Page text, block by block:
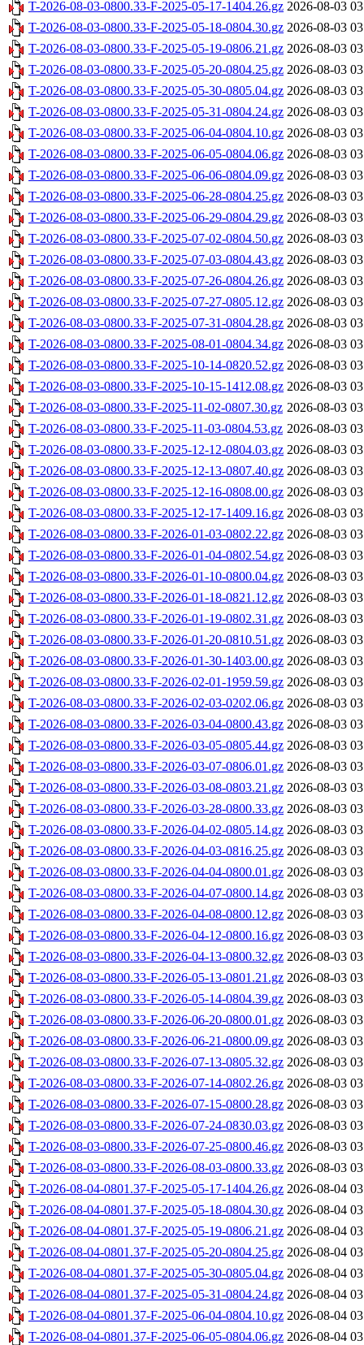
T-2026-08-03-0800.33-F-2025-05-17-1404.26.gz 2026-08-03
T-2026-08-03-0800.33-F-2025-05-18-0804.30.gz 2026-08-03
T-2026-08-03-0800.33-F-2025-05-19-0806.21.gz 2026-08-03
T-2026-08-03-0800.33-F-2025-05-20-0804.25.gz 2026-08-03
T-2026-08-03-0800.33-F-2025-05-30-0805.04.gz 2026-08-03
T-2026-08-03-0800.33-F-2025-05-31-0804.24.gz 2026-08-03
T-2026-08-03-0800.33-F-2025-06-04-0804.10.gz 2026-08-03
T-2026-08-03-0800.33-F-2025-06-05-0804.06.gz 2026-08-03
T-2026-08-03-0800.33-F-2025-06-06-0804.09.gz 2026-08-03
T-2026-08-03-0800.33-F-2025-06-28-0804.25.gz 2026-08-03
T-2026-08-03-0800.33-F-2025-06-29-0804.29.gz 2026-08-03
T-2026-08-03-0800.33-F-2025-07-02-0804.50.gz 2026-08-03
T-2026-08-03-0800.33-F-2025-07-03-0804.43.gz 2026-08-03
T-2026-08-03-0800.33-F-2025-07-26-0804.26.gz 2026-08-03
T-2026-08-03-0800.33-F-2025-07-27-0805.12.gz 2026-08-03
T-2026-08-03-0800.33-F-2025-07-31-0804.28.gz 2026-08-03
T-2026-08-03-0800.33-F-2025-08-01-0804.34.gz 2026-08-03
T-2026-08-03-0800.33-F-2025-10-14-0820.52.gz 2026-08-03
T-2026-08-03-0800.33-F-2025-10-15-1412.08.gz 2026-08-03
T-2026-08-03-0800.33-F-2025-11-02-0807.30.gz 2026-08-03
T-2026-08-03-0800.33-F-2025-11-03-0804.53.gz 2026-08-03
T-2026-08-03-0800.33-F-2025-12-12-0804.03.gz 2026-08-03
T-2026-08-03-0800.33-F-2025-12-13-0807.40.gz 2026-08-03
T-2026-08-03-0800.33-F-2025-12-16-0808.00.gz 2026-08-03
T-2026-08-03-0800.33-F-2025-12-17-1409.16.gz 2026-08-03
T-2026-08-03-0800.33-F-2026-01-03-0802.22.gz 2026-08-03
T-2026-08-03-0800.33-F-2026-01-04-0802.54.gz 2026-08-03
T-2026-08-03-0800.33-F-2026-01-10-0800.04.gz 2026-08-03
T-2026-08-03-0800.33-F-2026-01-18-0821.12.gz 2026-08-03
T-2026-08-03-0800.33-F-2026-01-19-0802.31.gz 2026-08-03
T-2026-08-03-0800.33-F-2026-01-20-0810.51.gz 2026-08-03
T-2026-08-03-0800.33-F-2026-01-30-1403.00.gz 2026-08-03
T-2026-08-03-0800.33-F-2026-02-01-1959.59.gz 2026-08-03
T-2026-08-03-0800.33-F-2026-02-03-0202.06.gz 2026-08-03
T-2026-08-03-0800.33-F-2026-03-04-0800.43.gz 2026-08-03
T-2026-08-03-0800.33-F-2026-03-05-0805.44.gz 2026-08-03
T-2026-08-03-0800.33-F-2026-03-07-0806.01.gz 2026-08-03
T-2026-08-03-0800.33-F-2026-03-08-0803.21.gz 2026-08-03
T-2026-08-03-0800.33-F-2026-03-28-0800.33.gz 2026-08-03
T-2026-08-03-0800.33-F-2026-04-02-0805.14.gz 2026-08-03
T-2026-08-03-0800.33-F-2026-04-03-0816.25.gz 2026-08-03
T-2026-08-03-0800.33-F-2026-04-04-0800.01.gz 2026-08-03
T-2026-08-03-0800.33-F-2026-04-07-0800.14.gz 2026-08-03
T-2026-08-03-0800.33-F-2026-04-08-0800.12.gz 2026-08-03
T-2026-08-03-0800.33-F-2026-04-12-0800.16.gz 2026-08-03
T-2026-08-03-0800.33-F-2026-04-13-0800.32.gz 2026-08-03
T-2026-08-03-0800.33-F-2026-05-13-0801.21.gz 2026-08-03
T-2026-08-03-0800.33-F-2026-05-14-0804.39.gz 2026-08-03
T-2026-08-03-0800.33-F-2026-06-20-0800.01.gz 2026-08-03
T-2026-08-03-0800.33-F-2026-06-21-0800.09.gz 2026-08-03
T-2026-08-03-0800.33-F-2026-07-13-0805.32.gz 2026-08-03
T-2026-08-03-0800.33-F-2026-07-14-0802.26.gz 2026-08-03
T-2026-08-03-0800.33-F-2026-07-15-0800.28.gz 2026-08-03
T-2026-08-03-0800.33-F-2026-07-24-0830.03.gz 2026-08-03
T-2026-08-03-0800.33-F-2026-07-25-0800.46.gz 2026-08-03
T-2026-08-03-0800.33-F-2026-08-03-0800.33.gz 2026-08-03
T-2026-08-04-0801.37-F-2025-05-17-1404.26.gz 2026-08-04
T-2026-08-04-0801.37-F-2025-05-18-0804.30.gz 2026-08-04
T-2026-08-04-0801.37-F-2025-05-19-0806.21.gz 2026-08-04
T-2026-08-04-0801.37-F-2025-05-20-0804.25.gz 2026-08-04
T-2026-08-04-0801.37-F-2025-05-30-0805.04.gz 2026-08-04
T-2026-08-04-0801.37-F-2025-05-31-0804.24.gz 2026-08-04
T-2026-08-04-0801.37-F-2025-06-04-0804.10.gz 2026-08-04
T-2026-08-04-0801.37-F-2025-06-05-0804.06.gz 2026-08-04